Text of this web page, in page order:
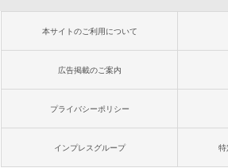
本サイトのご利用について
広告掲載のご案内
プライバシーポリシー
インプレスグループ 特